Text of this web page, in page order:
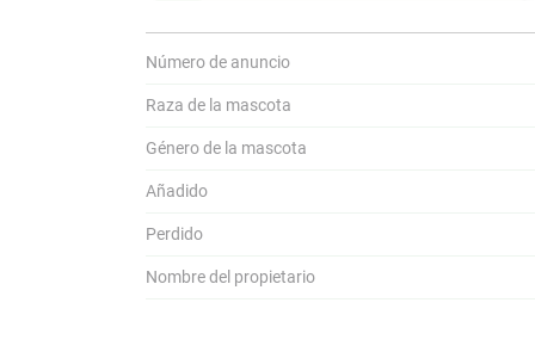
Número de anuncio
Raza de la mascota
Género de la mascota
Añadido
Perdido
Nombre del propietario